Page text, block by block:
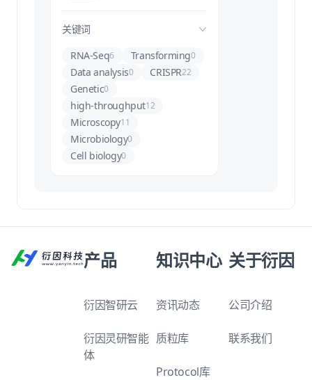
关键词
RNA-Seq6 Transforming0
Data analysis0 CRISPR22
Genetic0
high-throughput12
Microscopy11
Microbiology0
Cell biology0
产品
衍因智研云
衍因灵研智能
体
知识中心
资讯动态
质粒库
Protocol库
关于衍因
公司介绍
联系我们